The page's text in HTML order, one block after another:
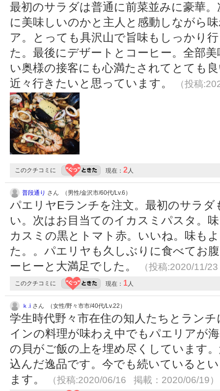
最初のサラダは普通に前菜並みに豪華
に美味しいのかと主人と感動しながら
ア。とっても具沢山で旨味もしっかり
た。最後にデザートとコーヒー。全部
い奥様の接客にも心満たされてとても
近々行きたいと思っています。
（投稿
このクチコミに 現在： 2人
普段通り さん （男性/金沢市/60代/Lv.6）
パエリヤEランチを注文。最初のサラ
い。次はお目当てのイカスミパスタ。
カスミの黒とトマト赤。いいね。味も
た。。パエリヤも久しぶりに食べてお
ーヒーと大満足でした。
（投稿:2020/11/
このクチコミに 現在： 1人
ｋ.i さん （女性/野々市市/40代/Lv.22）
学生時代野々市在住の知人たちとラン
インの料理が味わえ中でもパエリアが
の貝がご飯の上を埋め尽くしています
込んだ逸品です。今でも続いていると
ます。
（投稿:2020/06/16 掲載：2020/06/19）